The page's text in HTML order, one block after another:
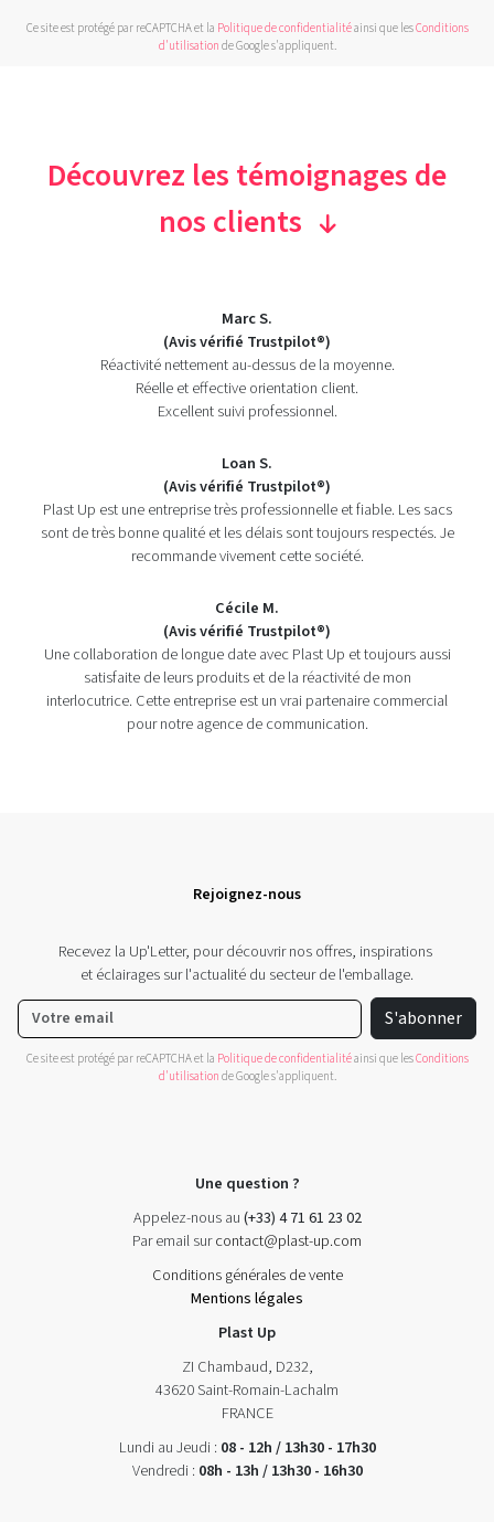
Ce site est protégé par reCAPTCHA et la Politique de confidentialitéainsi que lesConditions
d'utilisation de Google s'appliquent.
Découvrez les témoignages de
nos clients
Marc S.
(Avis vérifié Trustpilot®)
Réactivité nettement au-dessus de la moyenne.
Réelle et effective orientation client.
Excellent suivi professionnel.
Loan S.
(Avis vérifié Trustpilot®)
Plast Up est une entreprise très professionnelle et fiable. Les sacs
sont de très bonne qualité et les délais sont toujours respectés. Je
recommande vivement cette société.
Cécile M.
(Avis vérifié Trustpilot®)
Une collaboration de longue date avec Plast Up et toujours aussi
satisfaite de leurs produits et de la réactivité de mon
interlocutrice. Cette entreprise est un vrai partenaire commercial
pour notre agence de communication.
Rejoignez-nous
Recevez la Up'Letter, pour découvrir nos offres, inspirations
et éclairages sur l'actualité du secteur de l'emballage.
S'abonner
Ce site est protégé par reCAPTCHA et la Politique de confidentialitéainsi que lesConditions
d'utilisation de Google s'appliquent.
Une question ?
Appelez-nous au(+33) 4 71 61 23 02
Par email surcontact@plast-up.com
Conditions générales de vente
Mentions légales
Plast Up
ZI Chambaud, D232,
43620 Saint-Romain-Lachalm
FRANCE
Lundi au Jeudi : 08 - 12h / 13h30 - 17h30
Vendredi : 08h - 13h / 13h30 - 16h30